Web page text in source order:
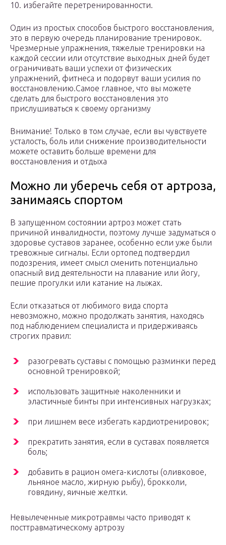
10. избегайте перетренированности.
Один из простых способов быстрого восстановления,
это в первую очередь планирование тренировок.
Чрезмерные упражнения, тяжелые тренировки на
каждой сессии или отсутствие выходных дней будет
ограничивать ваши успехи от физических
упражнений, фитнеса и подорвут ваши усилия по
восстановлению.Самое главное, что вы можете
сделать для быстрого восстановления это
прислушиваться к своему организму
Внимание! Только в том случае, если вы чувствуете
усталость, боль или снижение производительности
можете оставить больше времени для
восстановления и отдыха
Можно ли уберечь себя от артроза,
занимаясь спортом
В запущенном состоянии артроз может стать
причиной инвалидности, поэтому лучше задуматься о
здоровье суставов заранее, особенно если уже были
тревожные сигналы. Если ортопед подтвердил
подозрения, имеет смысл сменить потенциально
опасный вид деятельности на плавание или йогу,
пешие прогулки или катание на лыжах.
Если отказаться от любимого вида спорта
невозможно, можно продолжать занятия, находясь
под наблюдением специалиста и придерживаясь
строгих правил:
разогревать суставы с помощью разминки перед
основной тренировкой;
использовать защитные наколенники и
эластичные бинты при интенсивных нагрузках;
при лишнем весе избегать кардиотренировок;
прекратить занятия, если в суставах появляется
боль;
добавить в рацион омега-кислоты (оливковое,
льняное масло, жирную рыбу), брокколи,
говядину, яичные желтки.
Невылеченные микротравмы часто приводят к
посттравматическому артрозу